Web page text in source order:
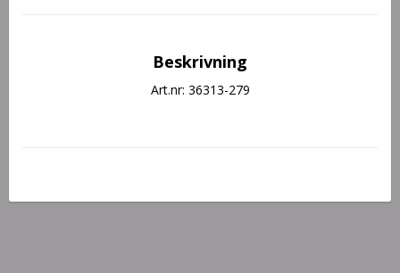
Beskrivning
Art.nr: 36313-279